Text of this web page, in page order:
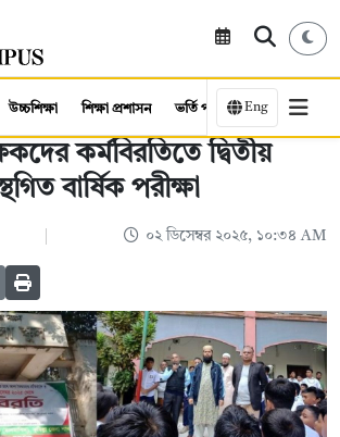
উচ্চশিক্ষা শিক্ষা প্রশাসন ভর্তি পরীক্ষা কর্মসংস্থান
Eng
কর্মবিরতিতে দ্বিতীয়
বার্ষিক পরীক্ষা
০২ ডিসেম্বর ২০২৫, ১০:৩৪ AM